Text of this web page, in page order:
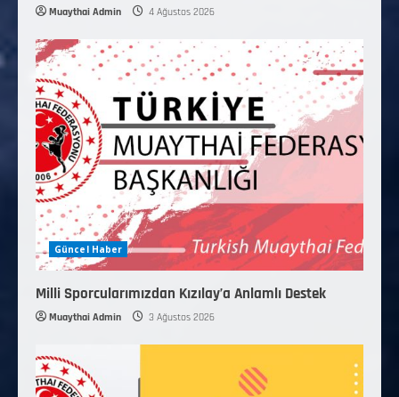
Muaythai Admin 4 Ağustos 2026
Güncel Haber
Milli Sporcularımızdan Kızılay’a Anlamlı Destek
Muaythai Admin 3 Ağustos 2026